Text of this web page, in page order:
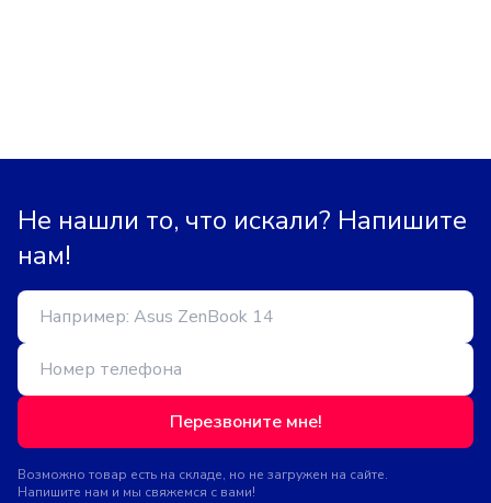
Не нашли то, что искали? Напишите
нам!
Перезвоните мне!
Возможно товар есть на складе, но не загружен на сайте.
Напишите нам и мы свяжемся с вами!